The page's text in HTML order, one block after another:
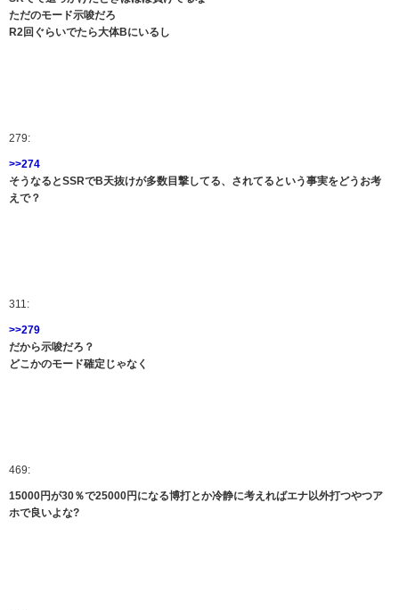
ただのモード示唆だろ
R2回ぐらいでたら大体Bにいるし
279:
>>274
そうなるとSSRでB天抜けが多数目撃してる、されてるという事実をどうお考
えで？
311:
>>279
だから示唆だろ？
どこかのモード確定じゃなく
469:
15000円が30％で25000円になる博打とか冷静に考えればエナ以外打つやつア
ホで良いよな?